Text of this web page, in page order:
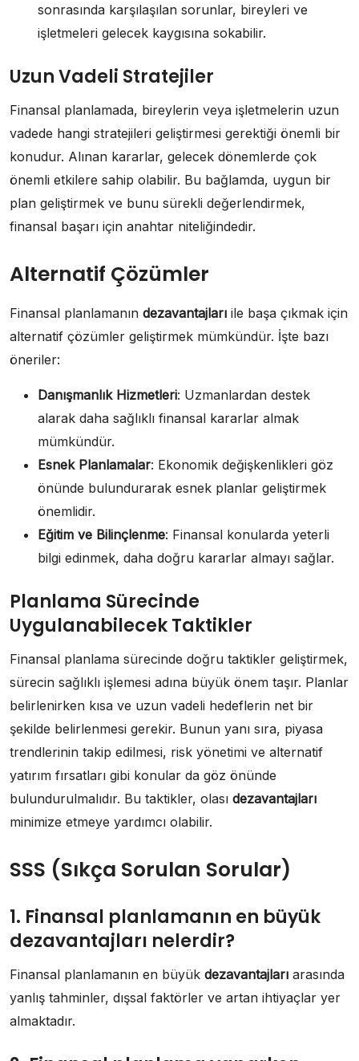
sonrasında karşılaşılan sorunlar, bireyleri ve
işletmeleri gelecek kaygısına sokabilir.
Uzun Vadeli Stratejiler
Finansal planlamada, bireylerin veya işletmelerin uzun
vadede hangi stratejileri geliştirmesi gerektiği önemli bir
konudur. Alınan kararlar, gelecek dönemlerde çok
önemli etkilere sahip olabilir. Bu bağlamda, uygun bir
plan geliştirmek ve bunu sürekli değerlendirmek,
finansal başarı için anahtar niteliğindedir.
Alternatif Çözümler
Finansal planlamanın dezavantajları ile başa çıkmak için
alternatif çözümler geliştirmek mümkündür. İşte bazı
öneriler:
Danışmanlık Hizmetleri: Uzmanlardan destek
alarak daha sağlıklı finansal kararlar almak
mümkündür.
Esnek Planlamalar: Ekonomik değişkenlikleri göz
önünde bulundurarak esnek planlar geliştirmek
önemlidir.
Eğitim ve Bilinçlenme: Finansal konularda yeterli
bilgi edinmek, daha doğru kararlar almayı sağlar.
Planlama Sürecinde
Uygulanabilecek Taktikler
Finansal planlama sürecinde doğru taktikler geliştirmek,
sürecin sağlıklı işlemesi adına büyük önem taşır. Planlar
belirlenirken kısa ve uzun vadeli hedeflerin net bir
şekilde belirlenmesi gerekir. Bunun yanı sıra, piyasa
trendlerinin takip edilmesi, risk yönetimi ve alternatif
yatırım fırsatları gibi konular da göz önünde
bulundurulmalıdır. Bu taktikler, olası dezavantajları
minimize etmeye yardımcı olabilir.
SSS (Sıkça Sorulan Sorular)
1. Finansal planlamanın en büyük
dezavantajları nelerdir?
Finansal planlamanın en büyük dezavantajları arasında
yanlış tahminler, dışsal faktörler ve artan ihtiyaçlar yer
almaktadır.